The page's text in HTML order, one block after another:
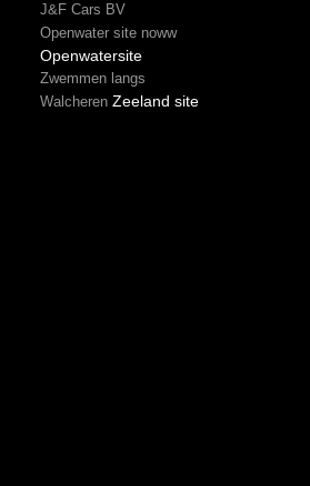
J&F Cars BV
Openwater site noww
Openwatersite
Zwemmen langs
WalcherenZeeland site